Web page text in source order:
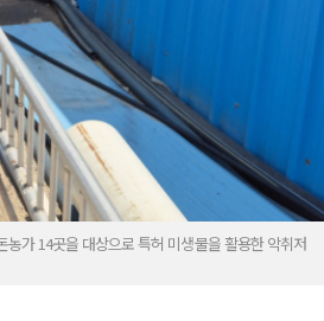
가 14곳을 대상으로 특허 미생물을 활용한 악취저